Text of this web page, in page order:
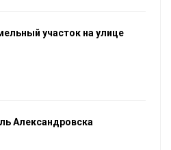
участок на улице
Александровска